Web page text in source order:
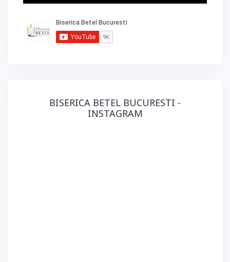
BISERICA BETEL BUCURESTI -
INSTAGRAM